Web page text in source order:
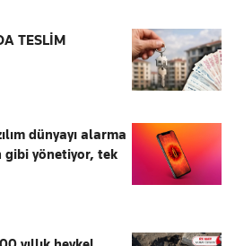
TESLİM
dünyayı alarma
gibi yönetiyor, tek